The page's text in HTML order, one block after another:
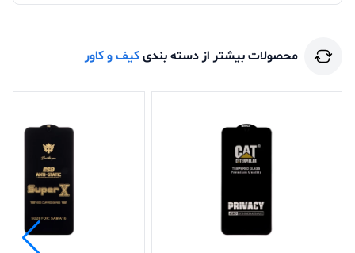
محصولات بیشتر از دسته بندیکیف و کاور